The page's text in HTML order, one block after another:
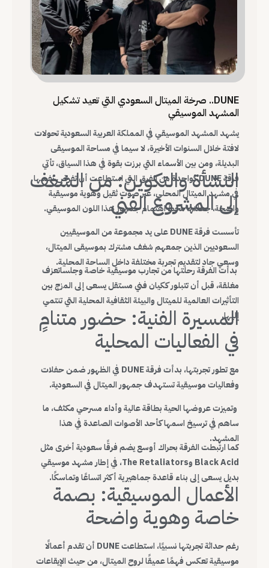
DUNE.. صرخة الميتال السعودي التي تعيد تشكيل
المشهد الموسيقي
يشهد المشهد الموسيقي في المملكة العربية السعودية تحولات
لافتة خلال السنوات الأخيرة، لا سيما في مساحة الموسيقى
البديلة، ومن بين الأسماء التي برزت بقوة في هذا السياق، تأتي
فرقة DUNE كواحدة من الفرق التي استطاعت أن تفرض نفسها
في مشهد الميتال المحلي، عبر صوت ثقيل وهوية موسيقية
واضحة، جعلتها محط اهتمام جمهور هذا اللون الموسيقي.
النشأة والتكوين: من الشغف
إلى المشروع الفني
تأسست فرقة DUNE على يد مجموعة من الموسيقيين
السعوديين الذين جمعهم شغف مشترك بموسيقى الميتال،
وسعي جاد لتقديم تجربة مختلفة داخل الساحة المحلية.
بدأت الفرقة رحلتها من تجارب موسيقية خاصة وجلساتعزف
مغلقة، قبل أن تتبلور ككيان فني مستقل يسعى إلى المزج بين
التأثيرات العالمية للميتال والبيئة الثقافية المحلية التي تنتمي
إليها.
المسيرة الفنية: حضور متنامٍ
في الفعاليات المحلية
مع تطور تجربتها، بدأت فرقة DUNE في الظهور ضمن حفلات
وفعاليات موسيقية تستهدف جمهور الميتال في السعودية.
وتميزت عروضها الحية بطاقة عالية وأداء مسرحي مكثف، ما
ساهم في ترسيخ اسمها كأحد الأصوات الصاعدة في هذا
المشهد.
كما ارتبطت الفرقة بحراك أوسع يضم فرقًا سعودية أخرى مثل
Black Acid وThe Retaliators، في إطار مشهد موسيقي
بديل يسعى إلى بناء قاعدة جماهيرية أكثر اتساعًا وتماسكًا.
الأعمال الموسيقية: بصمة
خاصة وهوية واضحة
رغم حداثة تجربتها نسبيًا، استطاعت DUNE أن تقدم أعمالًا
موسيقية تعكس فهمًا عميقًا لروح الميتال، من حيث الإيقاعات